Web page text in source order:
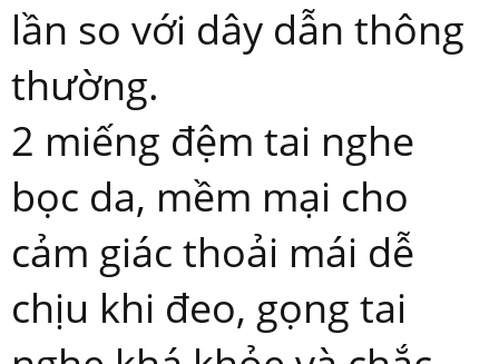
lần so với dây dẫn thông
thường.
2 miếng đệm tai nghe
bọc da, mềm mại cho
cảm giác thoải mái dễ
chịu khi đeo, gọng tai